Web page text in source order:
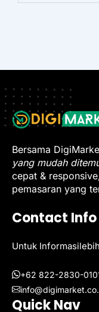
Bersama
yang mudah
cepat &
pemasaran yang
Contact Info
Untuk
+62 822-2830-
Quick Nav